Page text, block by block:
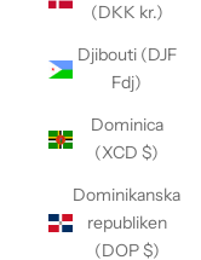
(DKK kr.)
Djibouti (DJF
Fdj)
Dominica
(XCD $)
Dominikanska
republiken
(DOP $)